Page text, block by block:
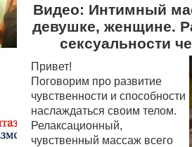
Видео: Интимный
девушке, женщине.
сексуальности
Привет!
Поговорим про развитие
чувственности и способности
наслаждаться своим телом.
Релаксационный,
чувственный массаж всего